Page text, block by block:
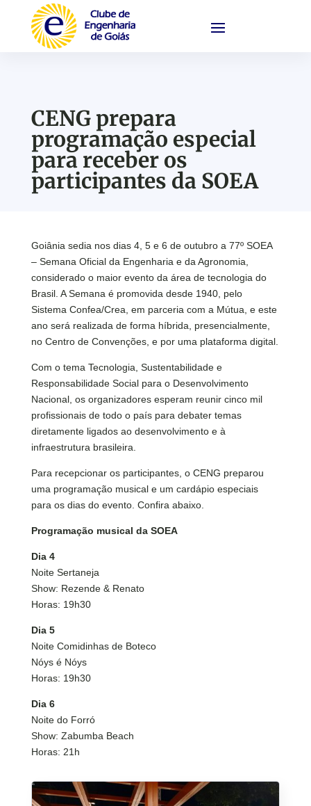
CENG prepara
programação especial
para receber os
participantes da SOEA
Goiânia sedia nos dias 4, 5 e 6 de outubro a 77º SOEA
– Semana Oficial da Engenharia e da Agronomia,
considerado o maior evento da área de tecnologia do
Brasil. A Semana é promovida desde 1940, pelo
Sistema Confea/Crea, em parceria com a Mútua, e este
ano será realizada de forma híbrida, presencialmente,
no Centro de Convenções, e por uma plataforma digital.
Com o tema Tecnologia, Sustentabilidade e
Responsabilidade Social para o Desenvolvimento
Nacional, os organizadores esperam reunir cinco mil
profissionais de todo o país para debater temas
diretamente ligados ao desenvolvimento e à
infraestrutura brasileira.
Para recepcionar os participantes, o CENG preparou
uma programação musical e um cardápio especiais
para os dias do evento. Confira abaixo.
Programação musical da SOEA
Dia 4
Noite Sertaneja
Show: Rezende & Renato
Horas: 19h30
Dia 5
Noite Comidinhas de Boteco
Nóys é Nóys
Horas: 19h30
Dia 6
Noite do Forró
Show: Zabumba Beach
Horas: 21h